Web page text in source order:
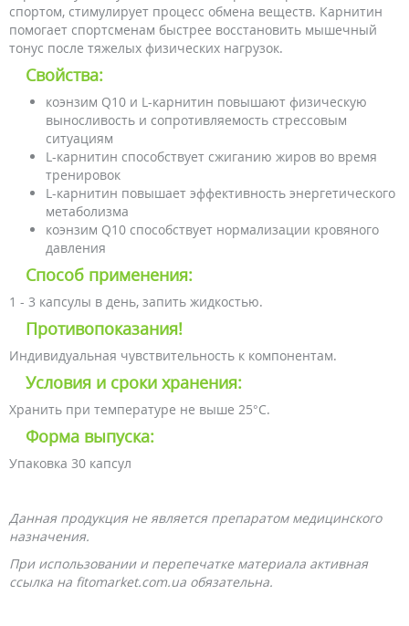
спортом, стимулирует процесс обмена веществ. Карнитин
помогает спортсменам быстрее восстановить мышечный
тонус после тяжелых физических нагрузок.
Свойства:
коэнзим Q10 и L-карнитин повышают физическую
выносливость и сопротивляемость стрессовым
ситуациям
L-карнитин способствует сжиганию жиров во время
тренировок
L-карнитин повышает эффективность энергетического
метаболизма
коэнзим Q10 способствует нормализации кровяного
давления
Способ применения:
1 - 3 капсулы в день, запить жидкостью.
Противопоказания!
Индивидуальная чувствительность к компонентам.
Условия и сроки хранения:
Хранить при температуре не выше 25°С.
Форма выпуска:
Упаковка 30 капсул
Данная продукция не является препаратом медицинского
назначения.
При использовании и перепечатке материала активная
ссылка на fitomarket.com.ua обязательна.